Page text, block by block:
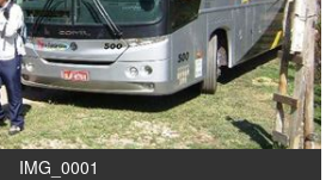
IMG_0001